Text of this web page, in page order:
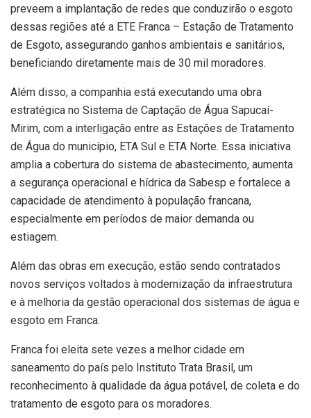
preveem a implantação de redes que conduzirão o esgoto
dessas regiões até a ETE Franca – Estação de Tratamento
de Esgoto, assegurando ganhos ambientais e sanitários,
beneficiando diretamente mais de 30 mil moradores.
Além disso, a companhia está executando uma obra
estratégica no Sistema de Captação de Água Sapucaí-
Mirim, com a interligação entre as Estações de Tratamento
de Água do município, ETA Sul e ETA Norte. Essa iniciativa
amplia a cobertura do sistema de abastecimento, aumenta
a segurança operacional e hídrica da Sabesp e fortalece a
capacidade de atendimento à população francana,
especialmente em períodos de maior demanda ou
estiagem.
Além das obras em execução, estão sendo contratados
novos serviços voltados à modernização da infraestrutura
e à melhoria da gestão operacional dos sistemas de água e
esgoto em Franca.
Franca foi eleita sete vezes a melhor cidade em
saneamento do país pelo Instituto Trata Brasil, um
reconhecimento à qualidade da água potável, de coleta e do
tratamento de esgoto para os moradores.